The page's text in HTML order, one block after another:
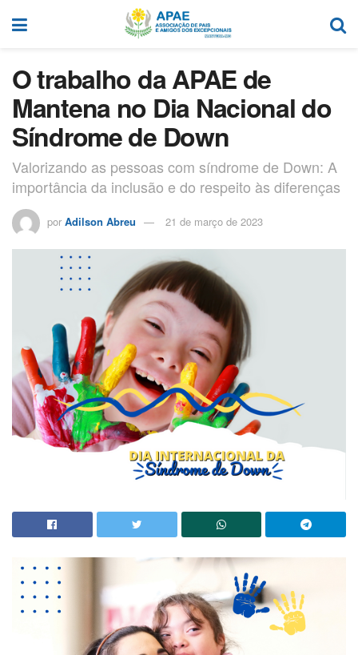
O trabalho da APAE de
Mantena no Dia Nacional do
Síndrome de Down
Valorizando as pessoas com síndrome de Down: A
importância da inclusão e do respeito às diferenças
por Adilson Abreu 21 de março de 2023